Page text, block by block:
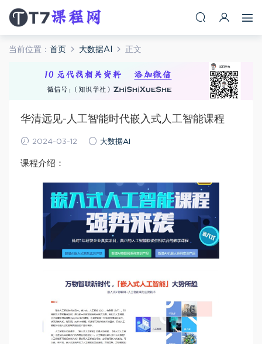
当前位置： 首页 大数据AI 正文
华清远见-人工智能时代嵌入式人工智能课程
2024-03-12 大数据AI
课程介绍：